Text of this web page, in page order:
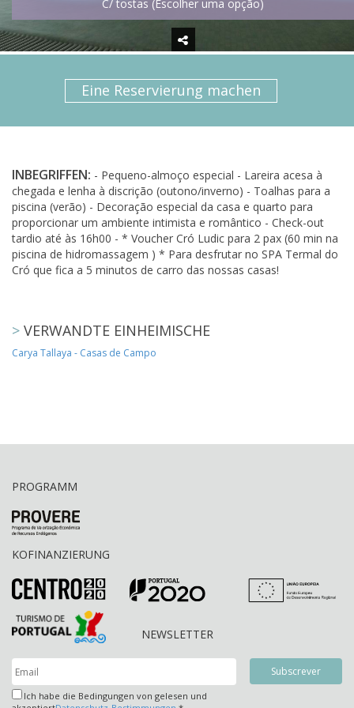
C/ tostas (Escolher uma opção)
Eine Reservierung machen
INBEGRIFFEN: - Pequeno-almoço especial - Lareira acesa à
chegada e lenha à discrição (outono/inverno) - Toalhas para a
piscina (verão) - Decoração especial da casa e quarto para
proporcionar um ambiente intimista e romântico - Check-out
tardio até às 16h00 - * Voucher Cró Ludic para 2 pax (60 min na
piscina de hidromassagem ) * Para desfrutar no SPA Termal do
Cró que fica a 5 minutos de carro das nossas casas!
> VERWANDTE EINHEIMISCHE
Carya Tallaya - Casas de Campo
PROGRAMM
KOFINANZIERUNG
NEWSLETTER
Ich habe die Bedingungen von gelesen und